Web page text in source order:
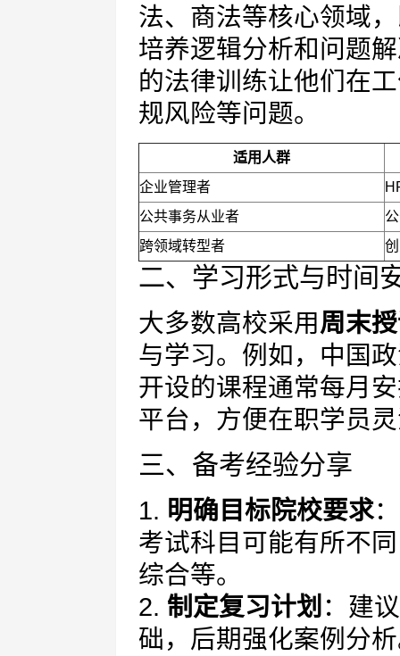
法、商法等核心领域
培养逻辑分析和问题
的法律训练让他们在
规风险等问题。
适用人群
企业管理者
公共事务从业者
跨领域转型者
二、学习形式与时间
大多数高校采用周末
与学习。例如，中国
开设的课程通常每月
平台，方便在职学员
三、备考经验分享
1. 明确目标院校要求
考试科目可能有所不
综合等。
2. 制定复习计划 ：建
础，后期强化案例分